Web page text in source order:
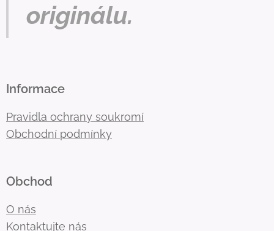
originálu.
Informace
Pravidla ochrany soukromí
Obchodní podmínky
Obchod
O nás
Kontaktujte nás